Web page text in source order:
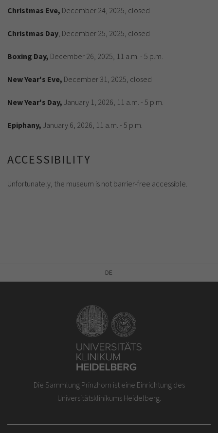
Christmas Eve, December 24, 2025, closed
Christmas Day, December 25, 2025, closed
Boxing Day, December 26, 2025, 11 a.m. - 5 p.m.
New Year's Eve, December 31, 2025, closed
New Year's Day, January 1, 2026, 11 a.m. - 5 p.m.
Epiphany, January 6, 2026, 11 a.m. - 5 p.m.
ACCESSIBILITY
Unfortunately, the museum is not barrier-free accessible.
DE
Die Sammlung Prinzhorn ist eine Einrichtung des
Universitätsklinikums Heidelberg.